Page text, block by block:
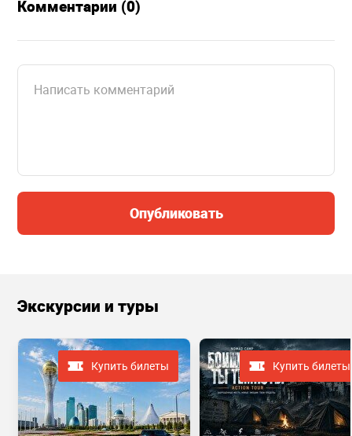
Комментарии (0)
Опубликовать
Экскурсии и туры
Купить билеты Купить билеты